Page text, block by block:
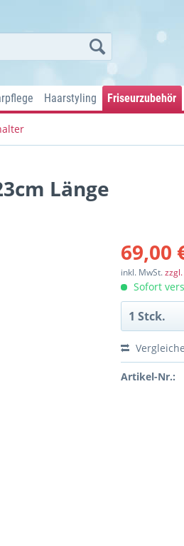
Haarstyling Friseurzubehör
Länge
69,00
inkl. MwSt.
Sofort
Artikel-Nr.: